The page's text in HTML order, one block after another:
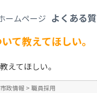
よくある
て教えてほしい。
えてほしい。
市政情報 > 職員採用